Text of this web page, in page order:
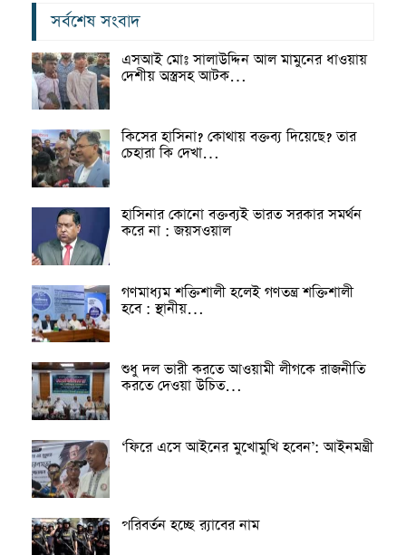
সর্বশেষ সংবাদ
এসআই মোঃ সালাউদ্দিন আল মামুনের ধাওয়ায়
দেশীয় অস্ত্রসহ আটক…
কিসের হাসিনা? কোথায় বক্তব্য দিয়েছে? তার
চেহারা কি দেখা…
হাসিনার কোনো বক্তব্যই ভারত সরকার সমর্থন
করে না : জয়সওয়াল
গণমাধ্যম শক্তিশালী হলেই গণতন্ত্র শক্তিশালী
হবে : স্থানীয়…
শুধু দল ভারী করতে আওয়ামী লীগকে রাজনীতি
করতে দেওয়া উচিত…
‘ফিরে এসে আইনের মুখোমুখি হবেন’: আইনমন্ত্রী
পরিবর্তন হচ্ছে র‌্যাবের নাম